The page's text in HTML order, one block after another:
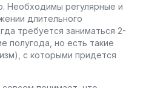
Необходимы регулярные и
длительного
требуется заниматься 2-
полугода, но есть такие
с которыми придется